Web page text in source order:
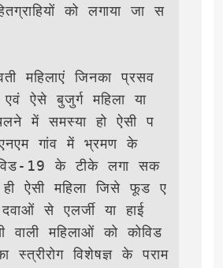
को लगाया जा स
ऐसे बुजुर्ग महिला या
में समस्या हो ऐसी प
गांव में भ्रमण के
19 के टीके लगा सक
ऐसी महिला जिसे फूड ए
से एलर्जी या हाई
वाली महिलाओं को कोविड
स्त्रीरोग विशेषज्ञ के पराम